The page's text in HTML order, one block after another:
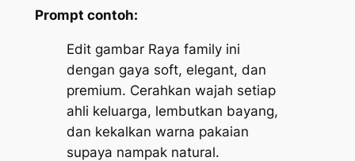
Prompt contoh:
Edit gambar Raya family ini
dengan gaya soft, elegant, dan
premium. Cerahkan wajah setiap
ahli keluarga, lembutkan bayang,
dan kekalkan warna pakaian
supaya nampak natural.